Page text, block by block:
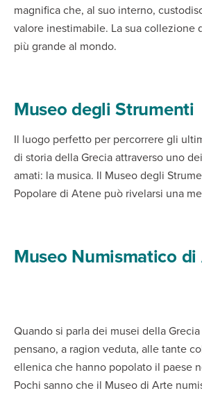
magnifica che, al suo interno,
valore inestimabile. La sua collezione
più grande al mondo.
Museo degli Strumenti
Il luogo perfetto per percorrere gli
di storia della Grecia attraverso uno
amati: la musica. Il Museo degli
Popolare di Atene può rivelarsi una
Museo Numismatico di
Quando si parla dei musei della
pensano, a ragion veduta, alle tante
ellenica che hanno popolato il paese
Pochi sanno che il Museo di Arte